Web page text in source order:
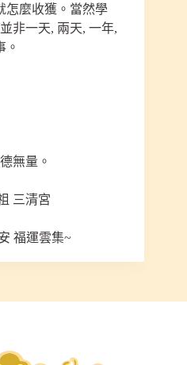
麼收獲。當然學
非一天, 兩天, 一年,
。
無量。
三清宮
福運雲集~